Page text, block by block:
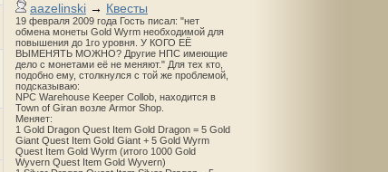
aazelinski → Квесты
19 февраля 2009 года Гость писал: "нет
обмена монеты Gold Wyrm необходимой для
повышения до 1го уровня. У КОГО ЕЁ
ВЫМЕНЯТЬ МОЖНО? Другие НПС имеющие
дело с монетами её не меняют." Для тех кто,
подобно ему, столкнулся с той же проблемой,
подсказываю:
NPC Warehouse Keeper Collob, находится в
Town of Giran возле Armor Shop.
Меняет:
1 Gold Dragon Quest Item Gold Dragon = 5 Gold
Giant Quest Item Gold Giant + 5 Gold Wyrm
Quest Item Gold Wyrm (итого 1000 Gold
Wyvern Quest Item Gold Wyvern)